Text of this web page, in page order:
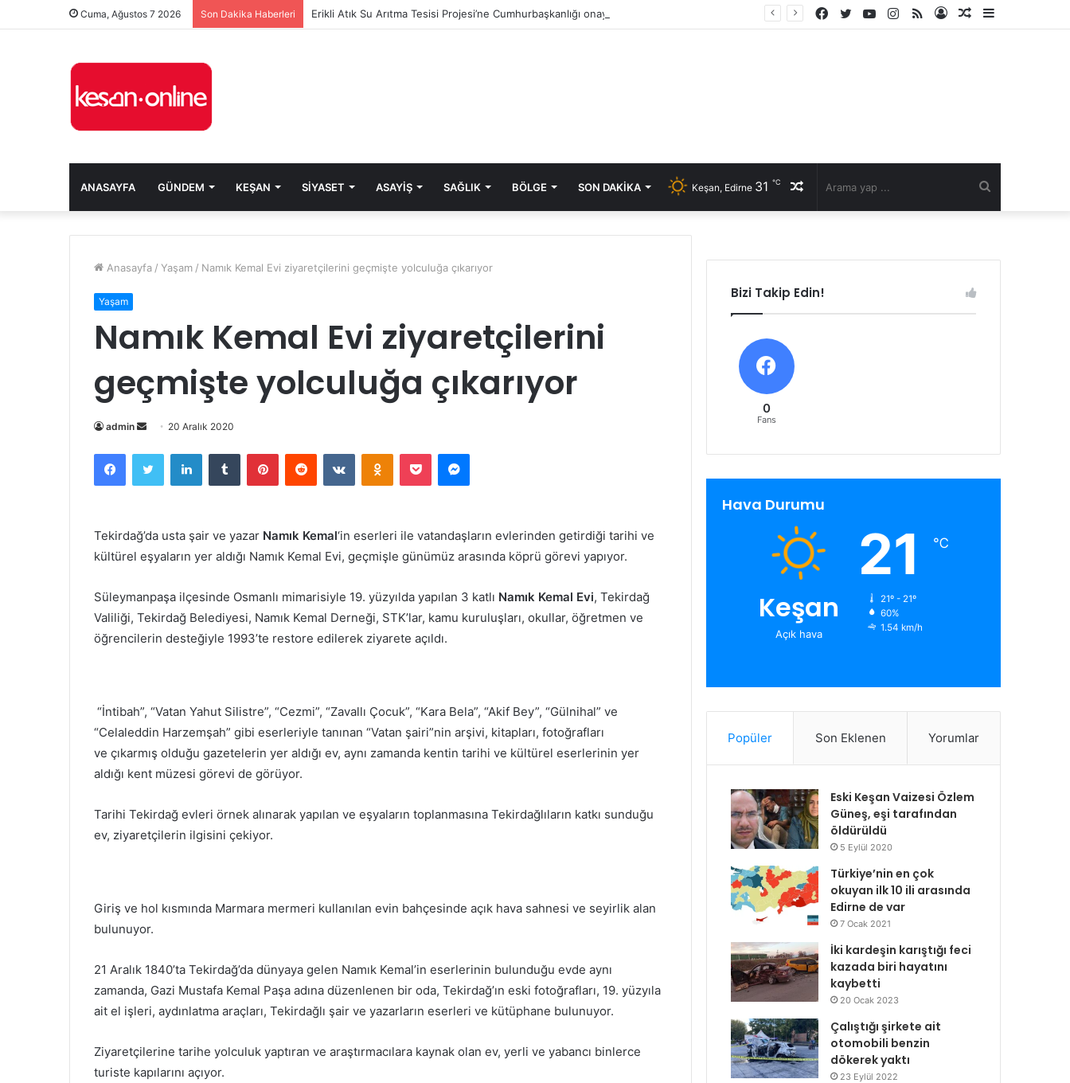
Cuma, Ağustos 7 2026 Son Dakika Haberleri Erikli Atık Su Arıtma Tesisi Projesi’ne Cumhurbaşkanlığı onayı
Kenar
Rastgele
Kayıt
RSS
Instagram
YouTube
Twitter
Facebook
ANASAYFA GÜNDEM KEŞAN SIYASET ASAYIŞ SAĞLIK BÖLGE SON DAKIKA Rastgele
Keşan, Edirne 31 ℃
Anasayfa / Yaşam / Namık Kemal Evi ziyaretçilerini geçmişte yolculuğa çıkarıyor
Yaşam
Namık Kemal Evi ziyaretçilerini
geçmişte yolculuğa çıkarıyor
admin
Bir
posta
göndermek
20 Aralık 2020
FacebookTwitter LinkedInTumblr PinterestReddit VKontakteOdnoklassniki
Pocket Messenger
Tekirdağ’da usta şair ve yazar Namık Kemal‘in eserleri ile vatandaşların evlerinden getirdiği tarihi ve
kültürel eşyaların yer aldığı Namık Kemal Evi, geçmişle günümüz arasında köprü görevi yapıyor.
Süleymanpaşa ilçesinde Osmanlı mimarisiyle 19. yüzyılda yapılan 3 katlı Namık Kemal Evi, Tekirdağ
Valiliği, Tekirdağ Belediyesi, Namık Kemal Derneği, STK’lar, kamu kuruluşları, okullar, öğretmen ve
öğrencilerin desteğiyle 1993’te restore edilerek ziyarete açıldı.
“İntibah”, “Vatan Yahut Silistre”, “Cezmi”, “Zavallı Çocuk”, “Kara Bela”, “Akif Bey”, “Gülnihal” ve
“Celaleddin Harzemşah” gibi eserleriyle tanınan “Vatan şairi”nin arşivi, kitapları, fotoğrafları
ve çıkarmış olduğu gazetelerin yer aldığı ev, aynı zamanda kentin tarihi ve kültürel eserlerinin yer
aldığı kent müzesi görevi de görüyor.
Tarihi Tekirdağ evleri örnek alınarak yapılan ve eşyaların toplanmasına Tekirdağlıların katkı sunduğu
ev, ziyaretçilerin ilgisini çekiyor.
Giriş ve hol kısmında Marmara mermeri kullanılan evin bahçesinde açık hava sahnesi ve seyirlik alan
bulunuyor.
21 Aralık 1840’ta Tekirdağ’da dünyaya gelen Namık Kemal’in eserlerinin bulunduğu evde aynı
zamanda, Gazi Mustafa Kemal Paşa adına düzenlenen bir oda, Tekirdağ’ın eski fotoğrafları, 19. yüzyıla
ait el işleri, aydınlatma araçları, Tekirdağlı şair ve yazarların eserleri ve kütüphane bulunuyor.
Ziyaretçilerine tarihe yolculuk yaptıran ve araştırmacılara kaynak olan ev, yerli ve yabancı binlerce
turiste kapılarını açıyor.
Bizi Takip Edin!
0
Fans
Hava Durumu
Keşan
Açık hava
21 ℃
21º - 21º
60%
1.54 km/h
Popüler Son Eklenen Yorumlar
Eski Keşan Vaizesi Özlem
Güneş, eşi tarafından
öldürüldü
5 Eylül 2020
Türkiye’nin en çok
okuyan ilk 10 ili arasında
Edirne de var
7 Ocak 2021
İki kardeşin karıştığı feci
kazada biri hayatını
kaybetti
20 Ocak 2023
Çalıştığı şirkete ait
otomobili benzin
dökerek yaktı
23 Eylül 2022